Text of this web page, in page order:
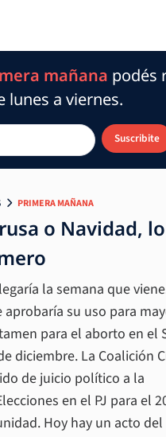
mañana podés
lunes a viernes.
Suscribite
PRIMERA MAÑANA
o Navidad,
la semana que
aprobaría su uso para
para el aborto en el
diciembre. La Coalición
de juicio político a la
en el PJ para el
Hoy hay un acto del